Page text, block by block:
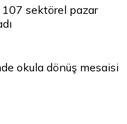
107 sektörel pazar
okula dönüş mesaisi